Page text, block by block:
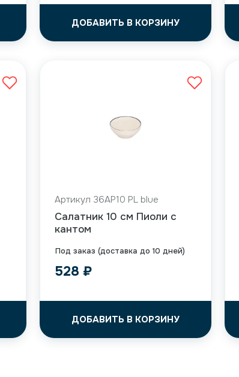
ДОБАВИТЬ В КОРЗИНУ
Под заказ (доставка до 10 дней)
Артикул 36AP10 PL blue
Салатник 10 см Пиоли с
кантом
528 ₽
ДОБАВИТЬ В КОРЗИНУ